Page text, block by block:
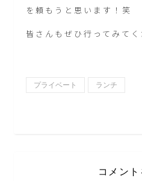
を頼もうと思います！笑
皆さんもぜひ行ってみてく
プライベート ランチ
コメン